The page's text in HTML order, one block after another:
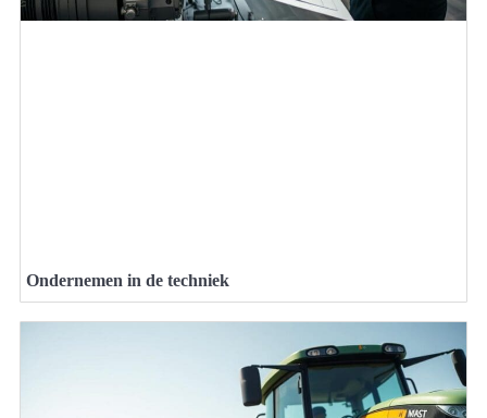
Ondernemen in de techniek